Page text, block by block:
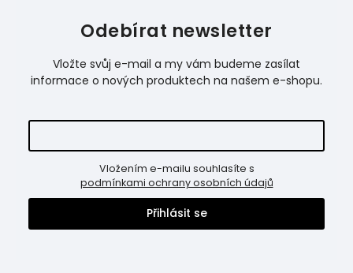
Odebírat newsletter
Vložte svůj e-mail a my vám budeme zasílat
informace o nových produktech na našem e-shopu.
podmínkami ochrany osobních údajů
Přihlásit se